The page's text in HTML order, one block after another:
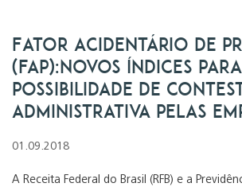
Fator Acidentário de
(FAP):Novos índices para
possibilidade de
administrativa pelas
01.09.2018
A Receita Federal do Brasil (RFB) e a